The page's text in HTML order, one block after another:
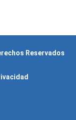
Reservados